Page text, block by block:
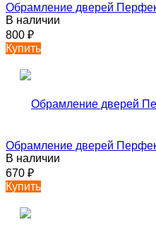
Обрамление дверей
В наличии
800 ₽
Купить
Обрамление дверей
В наличии
670 ₽
Купить